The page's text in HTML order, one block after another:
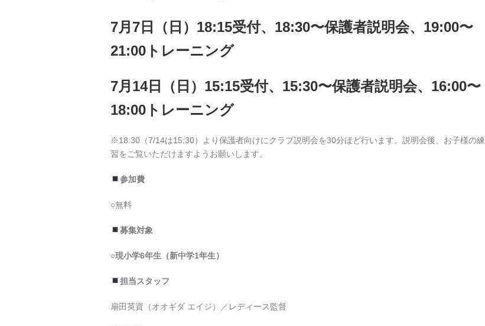
7月7日（日） 18:15受付、18:30〜保護者説明会、 19:00〜
21:00トレーニング
7月14日（日） 15:15受付、15:30〜保護者説明会、 16:00〜
18:00トレーニング
※18:30（7/14は15:30）より保護者向けにクラブ説明会を30分ほど行います。説明会後、お子様の練
習をご覧いただけますようお願いします。
参加費
○無料
募集対象
○現小学6年生（新中学1年生）
担当スタッフ
扇田英資（オオギダ エイジ）／レディース監督